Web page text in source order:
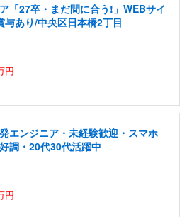
「27卒・まだ間に合う!」WEBサイ
与あり/中央区日本橋2丁目
円
エンジニア・未経験歓迎・スマホ
調・20代30代活躍中
円